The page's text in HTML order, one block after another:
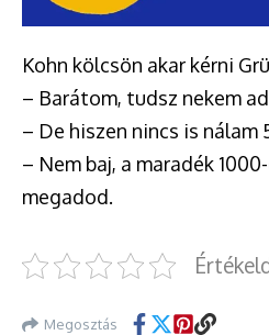
Kohn kölcsön akar kérni
– Barátom, tudsz nekem
– De hiszen nincs is nálam
– Nem baj, a maradék
megadod.
Megosztás